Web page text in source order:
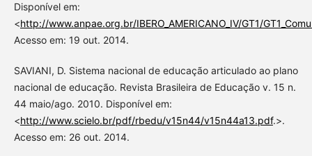
Disponível em:
<http://www.anpae.org.br/IBERO_AMERICANO_IV/GT1/
Acesso em: 19 out. 2014.
SAVIANI, D. Sistema nacional de educação articulado ao plano
nacional de educação. Revista Brasileira de Educação v. 15 n.
44 maio/ago. 2010. Disponível em:
<http://www.scielo.br/pdf/rbedu/v15n44/v15n44a13.pdf.>.
Acesso em: 26 out. 2014.